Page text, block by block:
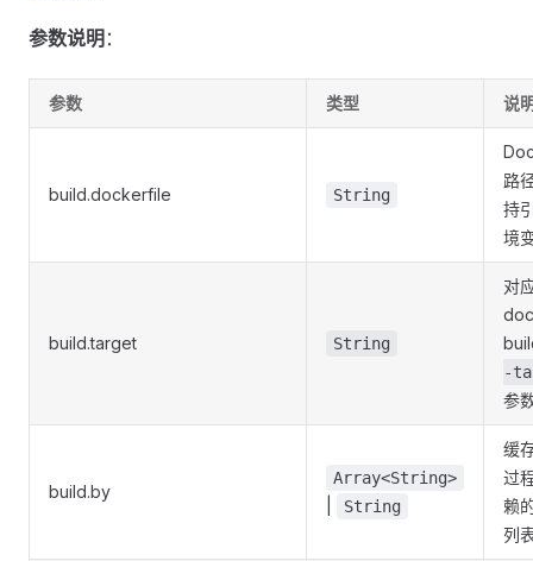
参数说明 ：
参数 类型 说
build.dockerfile String
路
持
境
build.target String
对
-
参
build.by
Array<String>
String
缓
过
赖
列